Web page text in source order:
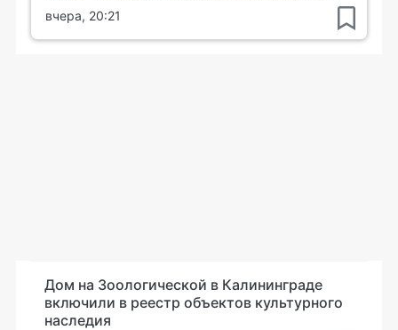
вчера, 20:21
Дом на Зоологической в Калининграде
включили в реестр объектов культурного
наследия